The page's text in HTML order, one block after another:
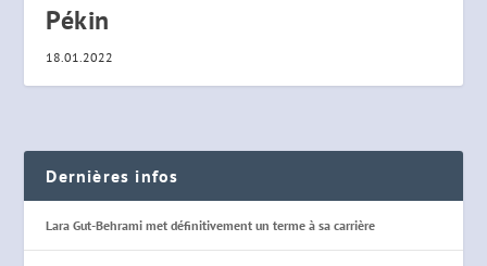
Pékin
18.01.2022
Dernières infos
Lara Gut-Behrami met définitivement un terme à sa carrière